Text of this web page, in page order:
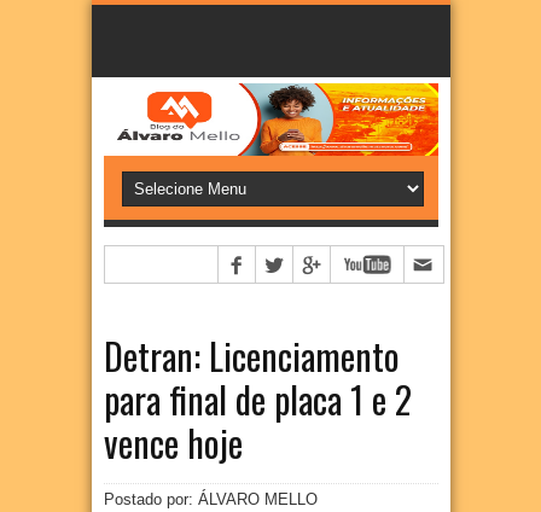
Detran: Licenciamento
para final de placa 1 e 2
vence hoje
Postado por: ÁLVARO MELLO